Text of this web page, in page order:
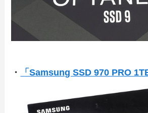
・ 「Samsung SSD 970 PRO